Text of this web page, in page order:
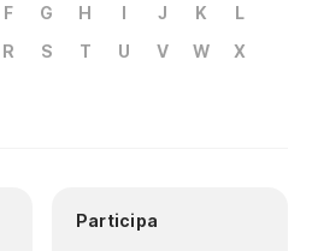
F G H I J K
L
R S T U V W
X
Participa